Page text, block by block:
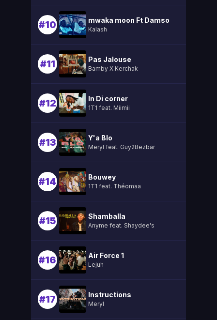
#10 mwaka moon Ft Damso
Kalash
#11 Pas Jalouse
Bamby X Kerchak
#12 In Di corner
1T1 feat. Miimii
#13 Y'a Blo
Meryl feat. Guy2Bezbar
#14 Bouwey
1T1 feat. Théomaa
#15 Shamballa
Anyme feat. Shaydee's
#16 Air Force 1
Lejuh
#17 Instructions
Meryl